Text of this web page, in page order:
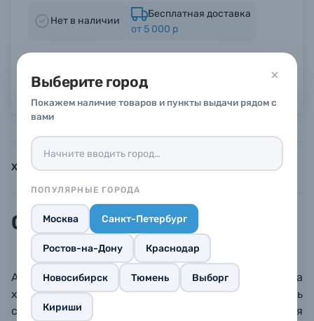
Выберите город
Покажем наличие товаров и пункты выдачи рядом с
вами
ПОПУЛЯРНЫЕ ГОРОДА
Москва Санкт-Петербург
Ростов-на-Дону Краснодар
Новосибирск Тюмень Выборг
Кириши
Уценённые товары
Нет в наличии
Бесплатная доставка
от 5 000 р
Можно в рассрочку или кредит
Характеристики Инструкции Описание
Описание
Адаптер-держатель с тремя креплениями типа
холодный башмак позволит компактно разместить
сразу несколько дополнительных устройств для